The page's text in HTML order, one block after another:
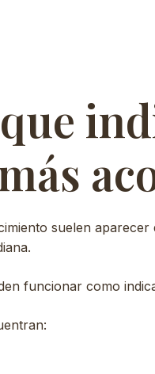
suelen
funcionar como